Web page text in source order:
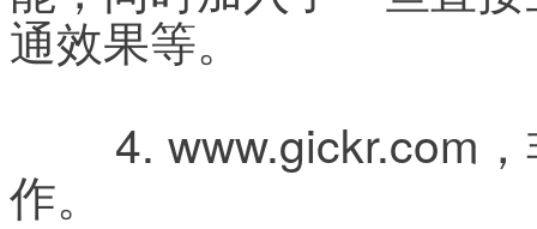
通效果等。
作。